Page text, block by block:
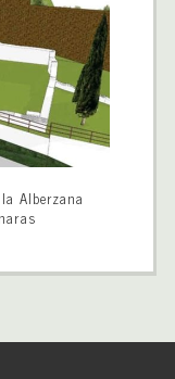
Alber­zana